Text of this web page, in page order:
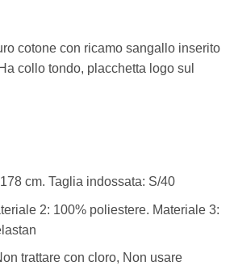
cotone con ricamo sangallo inserito
collo tondo, placchetta logo sul
cm. Taglia indossata: S/40
2: 100% poliestere. Materiale 3:
trattare con cloro, Non usare